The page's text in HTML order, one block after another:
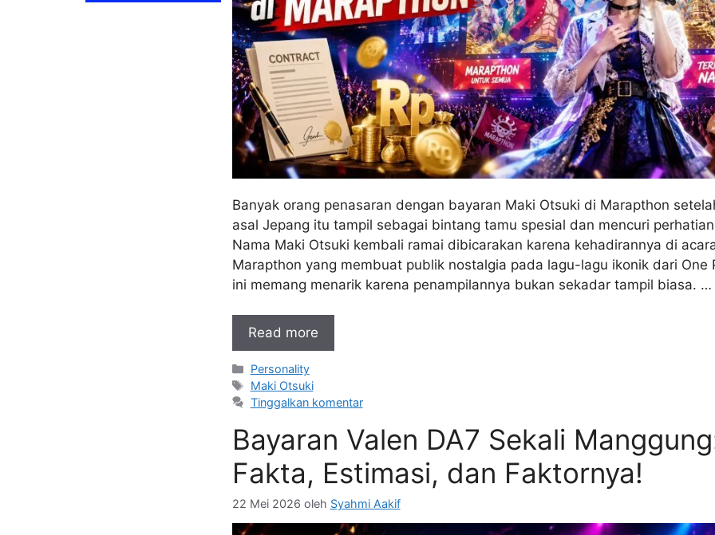
Banyak orang penasaran dengan bayaran Maki Otsuki di Marapthon
asal Jepang itu tampil sebagai bintang tamu spesial dan mencuri
Nama Maki Otsuki kembali ramai dibicarakan karena kehadirannya di
Marapthon yang membuat publik nostalgia pada lagu-lagu ikonik dari One
ini memang menarik karena penampilannya bukan sekadar tampil biasa. …
Read more
Kategori
Personality
Tag
Maki Otsuki
Tinggalkan komentar
Bayaran Valen DA7 Sekali
Fakta, Estimasi, dan Faktornya!
22 Mei 2026 oleh Syahmi Aakif